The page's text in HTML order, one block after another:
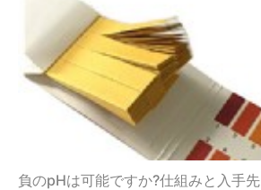
負のpHは可能ですか?仕組みと入手先